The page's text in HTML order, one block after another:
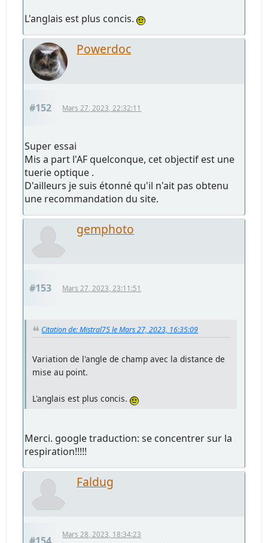
L'anglais est plus concis.
Powerdoc
#152 Mars 27, 2023, 22:32:11
Super essai
Mis a part l'AF quelconque, cet objectif est une
tuerie optique .
D'ailleurs je suis étonné qu'il n'ait pas obtenu
une recommandation du site.
gemphoto
#153 Mars 27, 2023, 23:11:51
Citation de: Mistral75 le Mars 27, 2023, 16:35:09
Variation de l'angle de champ avec la distance de
mise au point.
L'anglais est plus concis.
Merci. google traduction: se concentrer sur la
respiration!!!!!
Faldug
Mars 28, 2023, 18:34:23